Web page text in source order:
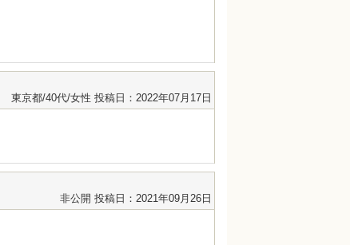
東京都/40代/女性 投稿日：2022年07月17日
非公開 投稿日：2021年09月26日